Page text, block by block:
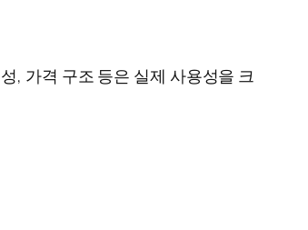
, 가격 구조 등은 실제 사용성을 크